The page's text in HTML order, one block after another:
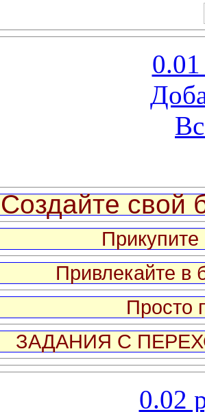
Создайте свой
Привлекайте в
Просто
ЗАДАНИЯ С
0.02